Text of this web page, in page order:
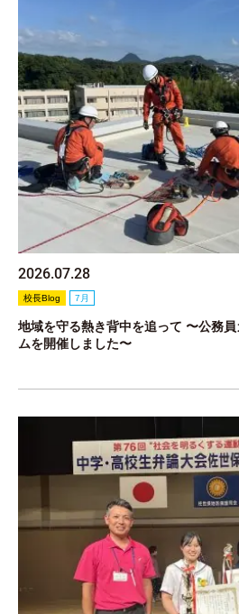
2026.07.28
校長Blog 7月
地域を守る熱き背中を追って 〜公務
ムを開催しました〜